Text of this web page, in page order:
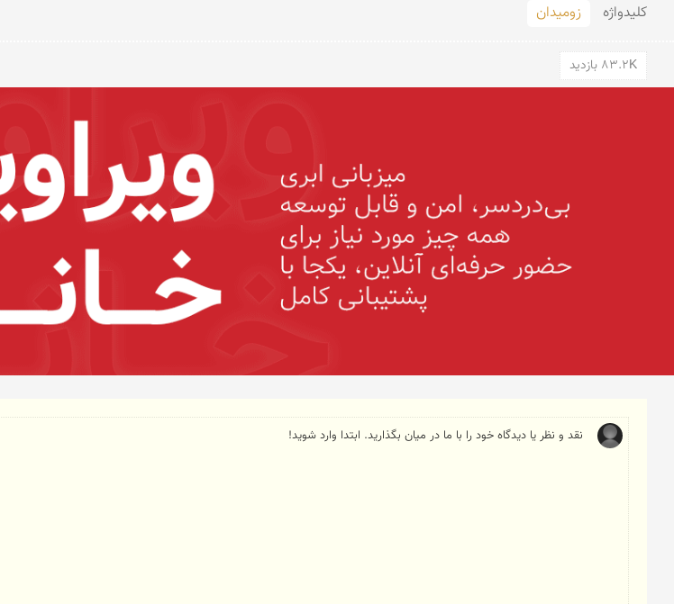
کلید‌واژه زومیدان
83.2K بازدید